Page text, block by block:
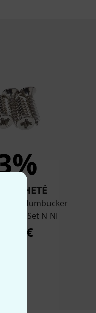
ACHETÉ
Humbucker
Screw Set N NI
1,88 €